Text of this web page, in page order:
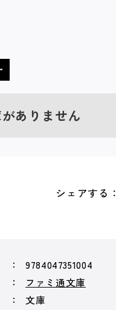
ありません
シェアする：
9784047351004
ファミ通文庫
文庫